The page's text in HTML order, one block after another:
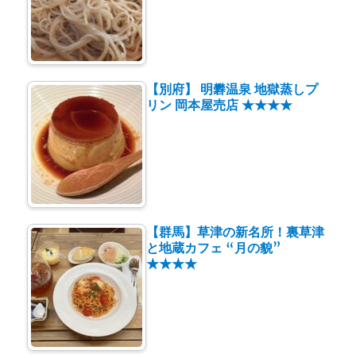
【別府】 明礬温泉 地獄蒸しプ
リン 岡本屋売店 ★★★★
【群馬】草津の新名所！裏草津
と地蔵カフェ “月の貌”
★★★★